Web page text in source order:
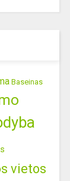
Baseinas
vietos